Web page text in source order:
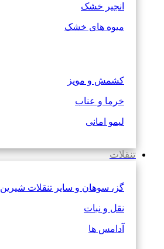
انجیر خشک
میوه های خشک
کشمش و مویز
خرما و عناب
لیمو امانی
تنقلات
گز، سوهان و سایر تنقلات شیرین
نقل و نبات
آدامس ها